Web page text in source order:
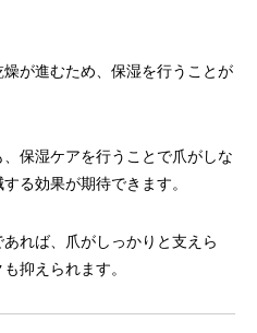
が進むため、保湿を行うことが
保湿ケアを行うことで爪がしな
る効果が期待できます。
れば、爪がしっかりと支えら
抑えられます。